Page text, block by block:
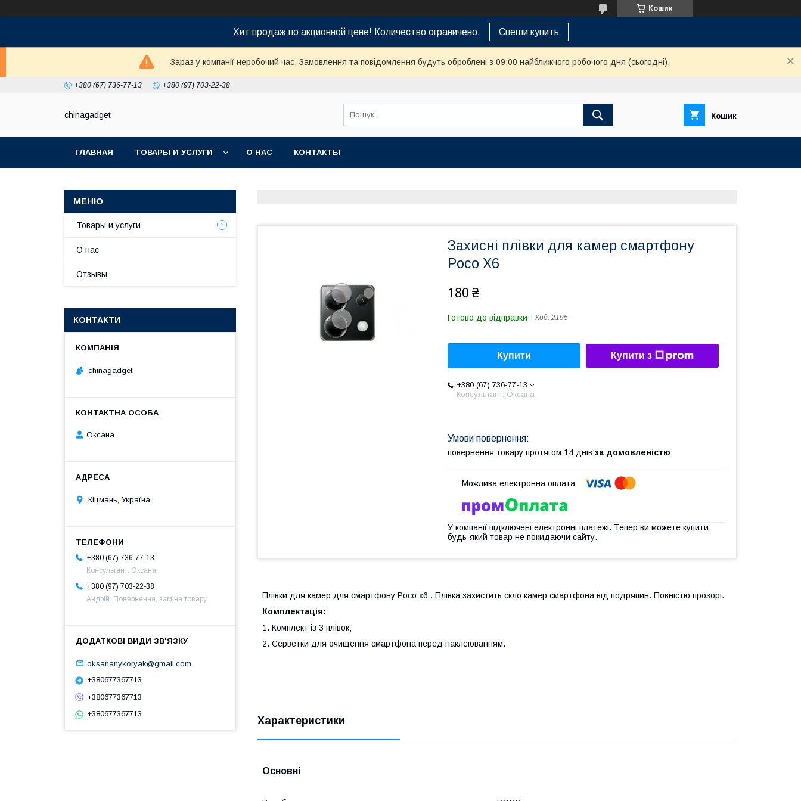
Кошик
Хит продаж по акционной цене! Количество ограничено. Спеши купить
Зараз у компанії неробочий час. Замовлення та повідомлення будуть оброблені з 09:00 найближчого робочого дня (сьогодні).
+380 (67) 736-77-13 +380 (97) 703-22-38
chinagadget Кошик
ГЛАВНАЯ ТОВАРЫ И УСЛУГИ О НАС КОНТАКТЫ
Захисні плівки для камер смартфону
Poco X6
180 ₴
Готово до відправки Код: 2195
Купити Купити з
+380 (67) 736-77-13
Консультант: Оксана
повернення товару протягом 14 днів за домовленістю
У компанії підключені електронні платежі. Тепер ви можете купити
будь-який товар не покидаючи сайту.
Плівки для камер для смартфону Poco x6 . Плівка захистить скло камер смартфона від подряпин. Повністю прозорі.
Комплектація:
1. Комплект із 3 плівок;
2. Серветки для очищення смартфона перед наклеюванням.
Характеристики
Основні
Товары и услуги
О нас
Отзывы
КОНТАКТИ
chinagadget
Оксана
Кіцмань, Україна
+380 (67) 736-77-13
Консультант: Оксана
+380 (97) 703-22-38
Андрій: Повернення, заміна товару
oksananykoryak@gmail.com
+380677367713
+380677367713
+380677367713